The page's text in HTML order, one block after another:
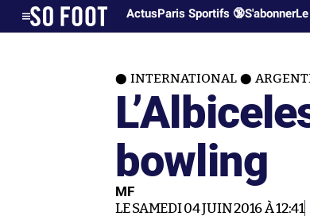
ActusParis Sportifs 🔞S'abonner
INTERNATIONAL
bowling
MF
LE SAMEDI 04 JUIN 2016 À 12:41